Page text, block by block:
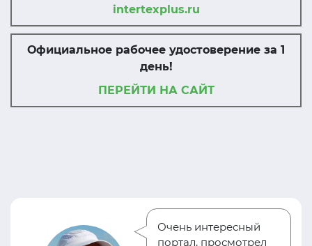
intertexplus.ru
Официальное рабочее удостоверение за 1
день!
ПЕРЕЙТИ НА САЙТ
Очень интересный
портал, просмотрел